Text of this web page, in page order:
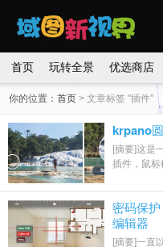
首页 玩转全景 优选商店
你的位置：首页 > 文章标签 "插件"
krpano
[摘要]这是
插件，鼠
密码保
编辑器
[摘要]一直